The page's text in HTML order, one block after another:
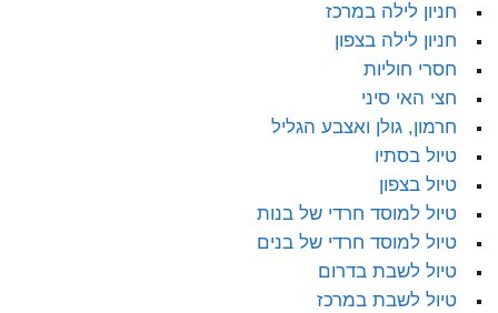
חניון לילה במרכז
חניון לילה בצפון
חסרי חוליות
חצי האי סיני
חרמון, גולן ואצבע הגליל
טיול בסתיו
טיול בצפון
טיול למוסד חרדי של בנות
טיול למוסד חרדי של בנים
טיול לשבת בדרום
טיול לשבת במרכז